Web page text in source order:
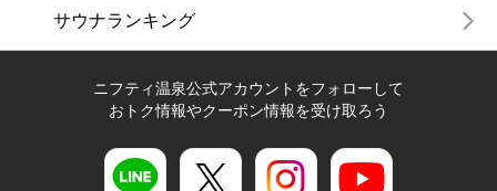
サウナランキング
ニフティ温泉公式アカウントをフォローして
おトク情報やクーポン情報を受け取ろう